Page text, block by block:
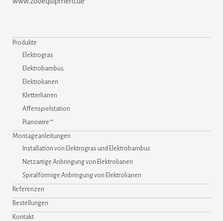
Produkte
Elektrogras
Elektrobambus
Elektrolianen
Kletterlianen
Affenspielstation
Pianowire™
Montageanleitungen
Installation von Elektrogras und Elektrobambus
Netzartige Anbringung von Elektrolianen
Spiralförmige Anbringung von Elektrolianen
Referenzen
Bestellungen
Kontakt